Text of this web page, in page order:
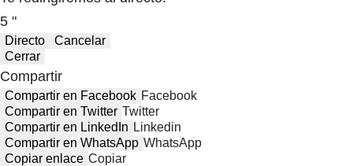
5 "
Directo
Cancelar
Cerrar
Compartir
Compartir en Facebook Facebook
Compartir en Twitter Twitter
Compartir en LinkedIn Linkedin
Compartir en WhatsApp WhatsApp
Copiar enlace Copiar